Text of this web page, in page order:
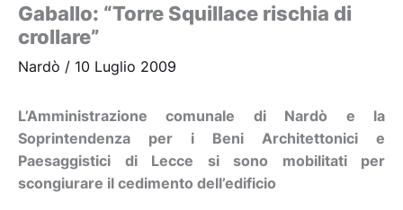
Gaballo: “Torre Squillace rischia di
crollare”
Nardò / 10 Luglio 2009
L’Amministrazione comunale di Nardò e la
Soprintendenza per i Beni Architettonici e
Paesaggistici di Lecce si sono mobilitati per
scongiurare il cedimento dell’edificio